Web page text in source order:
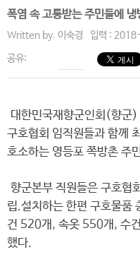
폭염 속 고통받는 주민들에
Written by. 이숙경 입력 :
공유:
대한민국재향군인회(향군)
구호협회 임직원들과 함께
호소하는 영등포 쪽방촌 주
향군본부 직원들은 구호협
립.설치하는 한편 구호물
건 520개, 속옷 550개, 수
했다.